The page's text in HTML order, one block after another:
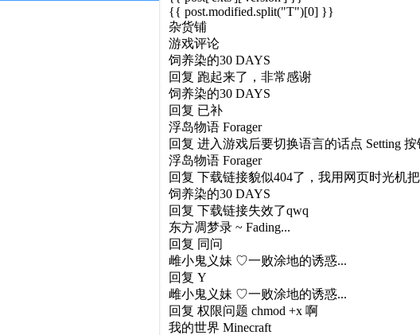
{{ post.modified.split("T")[0] }}
杂货铺
游戏评论
饲养染的30 DAYS
回复 跑起来了，非常感谢
饲养染的30 DAYS
回复 已补
浮岛物语 Forager
回复 进入游戏后要切换语言的话点 Setting
浮岛物语 Forager
回复 下载链接貌似404了，我用网页时光机
饲养染的30 DAYS
回复 下载链接失效了qwq
东方凋梦录 ~ Fading...
回复 同问
雌小鬼义妹 ♡一败涂地的诱惑...
回复 Y
雌小鬼义妹 ♡一败涂地的诱惑...
回复 权限问题 chmod +x 啊
我的世界 Minecraft